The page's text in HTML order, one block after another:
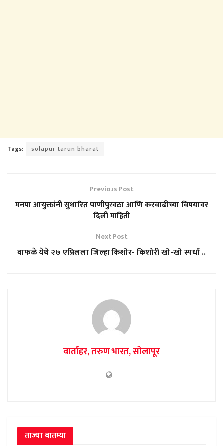
Tags: solapur tarun bharat
Previous Post
मनपा आयुक्तांनी सुधारित पाणीपुरवठा आणि करवाढीच्या विषयावर
दिली माहिती
Next Post
वाफळे येथे २७ एप्रिलला जिल्हा किशोर- किशोरी खो-खो स्पर्धा ..
वार्ताहर, तरुण भारत, सोलापूर
ताज्या बातम्या